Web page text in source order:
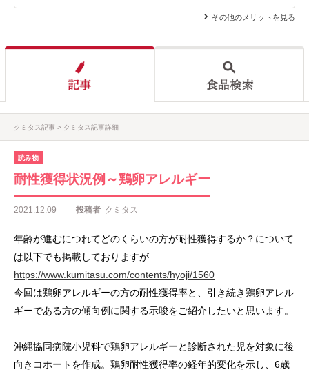
その他のメリットを見る
クミタス記事 クミタス記事詳細
読み物
耐性獲得状況例～鶏卵アレルギー
2021.12.09 投稿者 クミタス
年齢が進むにつれてどのくらいの方が耐性獲得するか？について
は以下でも掲載しておりますが
https://www.kumitasu.com/contents/hyoji/1560
今回は鶏卵アレルギーの方の耐性獲得率と、引き続き鶏卵アレル
ギーである方の傾向例に関する示唆をご紹介したいと思います。
沖縄協同病院小児科で鶏卵アレルギーと診断された児を対象に後
向きコホートを作成。鶏卵耐性獲得率の経年的変化を示し、6歳